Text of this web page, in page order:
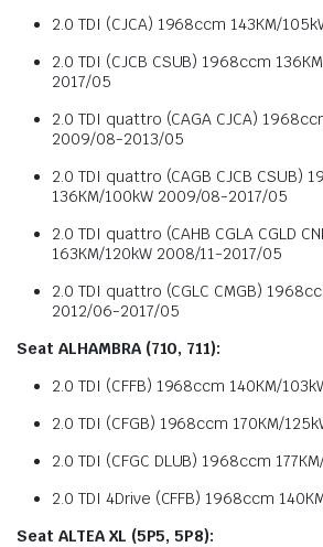
2.0 TDI (CJCA) 1968ccm 143KM/
2.0 TDI (CJCB CSUB) 1968ccm
2017/05
2.0 TDI quattro (CAGA CJCA)
2009/08-2013/05
2.0 TDI quattro (CAGB CJCB CSUB)
136KM/100kW 2009/08-2017/05
2.0 TDI quattro (CAHB CGLA CGLD
163KM/120kW 2008/11-2017/05
2.0 TDI quattro (CGLC CMGB)
2012/06-2017/05
Seat ALHAMBRA (710, 711):
2.0 TDI (CFFB) 1968ccm 140KM/
2.0 TDI (CFGB) 1968ccm 170KM/
2.0 TDI (CFGC DLUB) 1968ccm
2.0 TDI 4Drive (CFFB) 1968ccm
Seat ALTEA XL (5P5, 5P8):